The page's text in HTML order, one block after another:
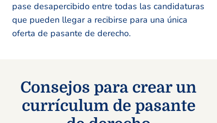
pase desapercibido entre todas las candidaturas
que pueden llegar a recibirse para una única
oferta de pasante de derecho.
Consejos para crear un
currículum de pasante